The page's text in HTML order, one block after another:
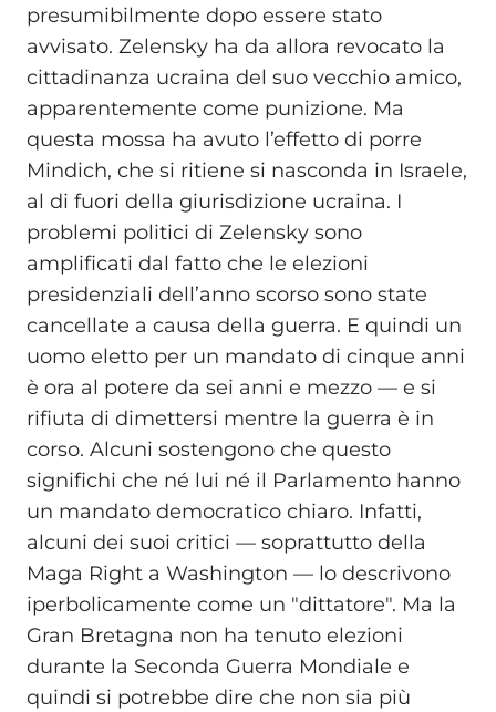
presumibilmente dopo essere stato
avvisato. Zelensky ha da allora revocato la
cittadinanza ucraina del suo vecchio amico,
apparentemente come punizione. Ma
questa mossa ha avuto l’effetto di porre
Mindich, che si ritiene si nasconda in Israele,
al di fuori della giurisdizione ucraina. I
problemi politici di Zelensky sono
amplificati dal fatto che le elezioni
presidenziali dell’anno scorso sono state
cancellate a causa della guerra. E quindi un
uomo eletto per un mandato di cinque anni
è ora al potere da sei anni e mezzo — e si
rifiuta di dimettersi mentre la guerra è in
corso. Alcuni sostengono che questo
significhi che né lui né il Parlamento hanno
un mandato democratico chiaro. Infatti,
alcuni dei suoi critici — soprattutto della
Maga Right a Washington — lo descrivono
iperbolicamente come un "dittatore". Ma la
Gran Bretagna non ha tenuto elezioni
durante la Seconda Guerra Mondiale e
quindi si potrebbe dire che non sia più